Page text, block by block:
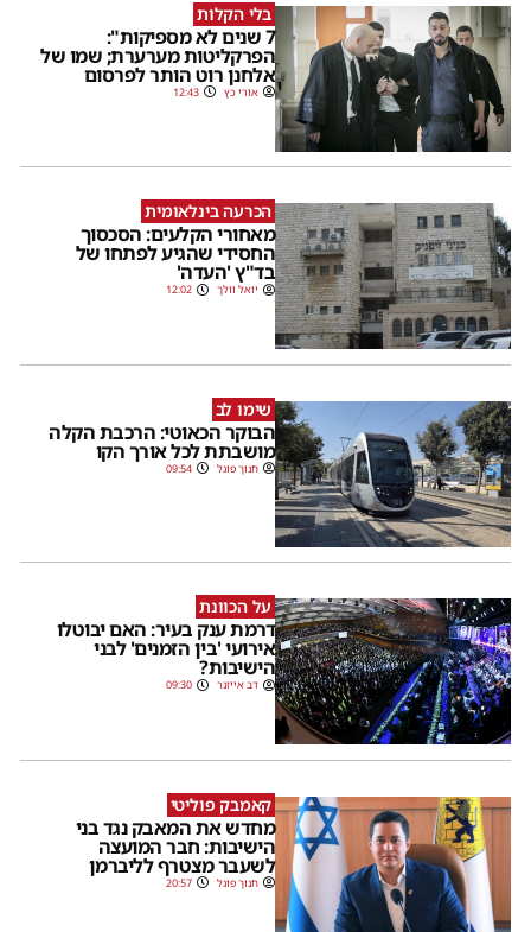
בלי הקלות
7 שנים לא מספיקות":
הפרקליטות מערערת; שמו של
אלחנן רוט הותר לפרסום
אורי כץ 12:43
הכרעה בינלאומית
מאחורי הקלעים: הסכסוך
החסידי שהגיע לפתחו של
בד"ץ 'העדה'
יואל וולך 12:02
שימו לב
הבוקר הכאוטי: הרכבת הקלה
מושבתת לכל אורך הקו
חנוך פוגל 09:54
על הכוונת
דרמת ענק בעיר: האם יבוטלו
אירועי 'בין הזמנים' לבני
הישיבות?
דב אייזנר 09:30
קאמבק פוליטי
מחדש את המאבק נגד בני
הישיבות: חבר המועצה
לשעבר מצטרף לליברמן
חנוך פוגל 20:57